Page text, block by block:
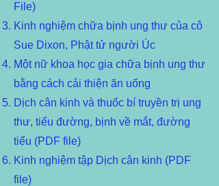
File)
Kinh nghiệm chữa bịnh ung thư của cô
Sue Dixon, Phật tử người Úc
Một nữ khoa học gia chữa bịnh ung thư
bằng cách cải thiện ăn uống
Dịch cân kinh và thuốc bí truyền trị ung
thư, tiểu đường, bịnh về mắt, đường
tiểu (PDF file)
Kinh nghiệm tập Dịch cân kinh (PDF
file)